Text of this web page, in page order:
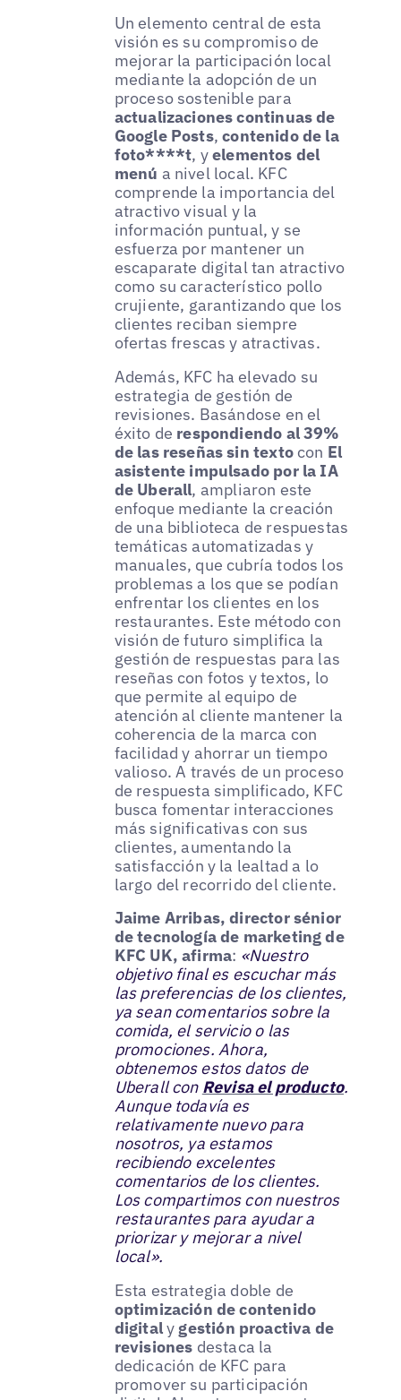
Un elemento central de esta
visión es su compromiso de
mejorar la participación local
mediante la adopción de un
proceso sostenible para
actualizaciones continuas de
Google Posts,contenido de la
foto****t, yelementos del
menú a nivel local. KFC
comprende la importancia del
atractivo visual y la
información puntual, y se
esfuerza por mantener un
escaparate digital tan atractivo
como su característico pollo
crujiente, garantizando que los
clientes reciban siempre
ofertas frescas y atractivas.
Además, KFC ha elevado su
estrategia de gestión de
revisiones. Basándose en el
éxito de respondiendo al 39%
de las reseñas sin textocon El
asistente impulsado por la IA
de Uberall, ampliaron este
enfoque mediante la creación
de una biblioteca de respuestas
temáticas automatizadas y
manuales, que cubría todos los
problemas a los que se podían
enfrentar los clientes en los
restaurantes. Este método con
visión de futuro simplifica la
gestión de respuestas para las
reseñas con fotos y textos, lo
que permite al equipo de
atención al cliente mantener la
coherencia de la marca con
facilidad y ahorrar un tiempo
valioso. A través de un proceso
de respuesta simplificado, KFC
busca fomentar interacciones
más significativas con sus
clientes, aumentando la
satisfacción y la lealtad a lo
largo del recorrido del cliente.
Jaime Arribas, director sénior
de tecnología de marketing de
KFC UK, afirma: «Nuestro
objetivo final es escuchar más
las preferencias de los clientes,
ya sean comentarios sobre la
comida, el servicio o las
promociones. Ahora,
obtenemos estos datos de
Uberall con Revisa el producto.
Aunque todavía es
relativamente nuevo para
nosotros, ya estamos
recibiendo excelentes
comentarios de los clientes.
Los compartimos con nuestros
restaurantes para ayudar a
priorizar y mejorar a nivel
local».
Esta estrategia doble de
optimización de contenido
digitalygestión proactiva de
revisiones destaca la
dedicación de KFC para
promover su participación